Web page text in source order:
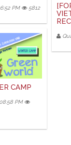
PM 5812
CAMP
PM